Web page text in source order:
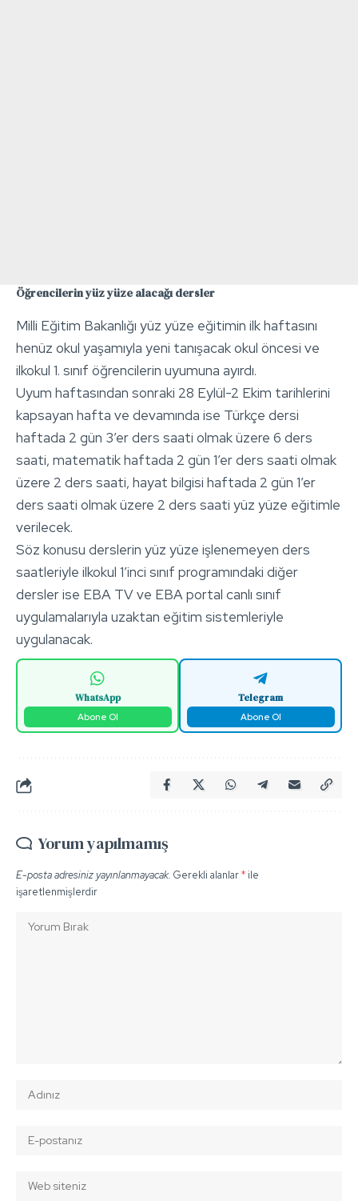
Öğrencilerin yüz yüze alacağı dersler
Milli Eğitim Bakanlığı yüz yüze eğitimin ilk haftasını
henüz okul yaşamıyla yeni tanışacak okul öncesi ve
ilkokul 1. sınıf öğrencilerin uyumuna ayırdı.
Uyum haftasından sonraki 28 Eylül-2 Ekim tarihlerini
kapsayan hafta ve devamında ise Türkçe dersi
haftada 2 gün 3’er ders saati olmak üzere 6 ders
saati, matematik haftada 2 gün 1’er ders saati olmak
üzere 2 ders saati, hayat bilgisi haftada 2 gün 1’er
ders saati olmak üzere 2 ders saati yüz yüze eğitimle
verilecek.
Söz konusu derslerin yüz yüze işlenemeyen ders
saatleriyle ilkokul 1’inci sınıf programındaki diğer
dersler ise EBA TV ve EBA portal canlı sınıf
uygulamalarıyla uzaktan eğitim sistemleriyle
uygulanacak.
WhatsApp
Abone Ol
Telegram
Abone Ol
Yorum yapılmamış
E-posta adresiniz yayınlanmayacak. Gerekli alanlar*ile
işaretlenmişlerdir